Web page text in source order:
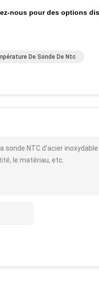
nous pour des options
De Sonde De Ntc
NTC d'acier
le matériau, etc.